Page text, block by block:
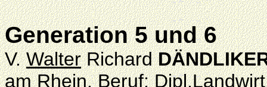
Generation 5 und 6
V.WalterRichard
am Rhein. Beruf: